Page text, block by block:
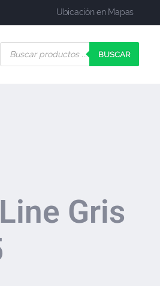
Ubicación en Mapas
BUSCAR
Gris